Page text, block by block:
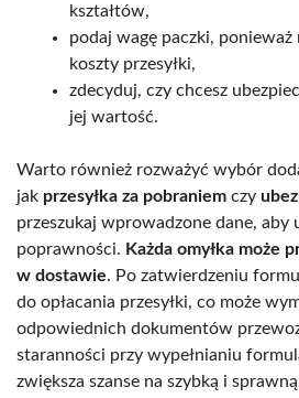
kształtów,
podaj wagę paczki, ponieważ
koszty przesyłki,
zdecyduj, czy chcesz
jej wartość.
Warto również rozważyć wybór
jak przesyłka za pobraniem czy
przeszukaj wprowadzone dane, aby
poprawności. Każda omyłka może
w dostawie. Po zatwierdzeniu
do opłacania przesyłki, co może
odpowiednich dokumentów
staranności przy wypełnianiu
zwiększa szanse na szybką i